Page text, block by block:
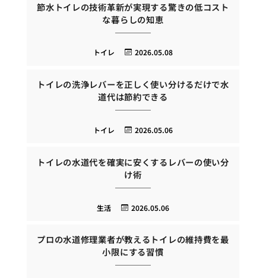
節水トイレの技術革新が実現する驚きの低コスト
な暮らしの知恵
2026.05.08
トイレ
トイレの洗浄レバーを正しく使い分けるだけで水
道代は節約できる
2026.05.06
トイレ
トイレの水道代を確実に安くするレバーの使い分
け術
2026.05.06
生活
プロの水道修理業者が教えるトイレの維持費を最
小限にする習慣